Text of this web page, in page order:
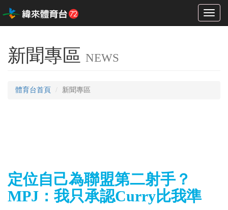
Toggle
新聞專區 NEWS
體育台首頁 新聞專區
定位自己為聯盟第二射手？
MPJ：我只承認Curry比我準